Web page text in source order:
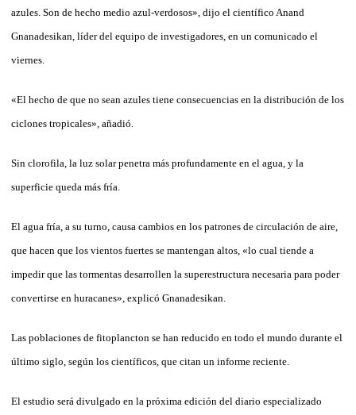
azules. Son de hecho medio azul-verdosos», dijo el científico Anand
Gnanadesikan, líder del equipo de investigadores, en un comunicado el
viernes.
«El hecho de que no sean azules tiene consecuencias en la distribución de los
ciclones tropicales», añadió.
Sin clorofila, la luz solar penetra más profundamente en el agua, y la
superficie queda más fría.
El agua fría, a su turno, causa cambios en los patrones de circulación de aire,
que hacen que los vientos fuertes se mantengan altos, «lo cual tiende a
impedir que las tormentas desarrollen la superestructura necesaria para poder
convertirse en huracanes», explicó Gnanadesikan.
Las poblaciones de fitoplancton se han reducido en todo el mundo durante el
último siglo, según los científicos, que citan un informe reciente.
El estudio será divulgado en la próxima edición del diario especializado